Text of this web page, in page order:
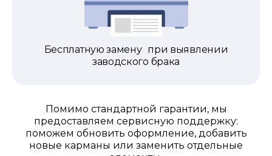
Бесплатную замену при выявлении
заводского брака
Помимо стандартной гарантии, мы
предоставляем сервисную поддержку:
поможем обновить оформление, добавить
новые карманы или заменить отдельные